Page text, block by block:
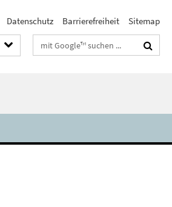
Datenschutz Barrierefreiheit Sitemap
Suchbegriffe